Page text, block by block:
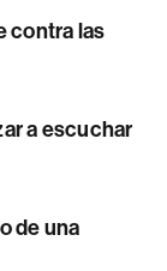
contra las
a escuchar
de una